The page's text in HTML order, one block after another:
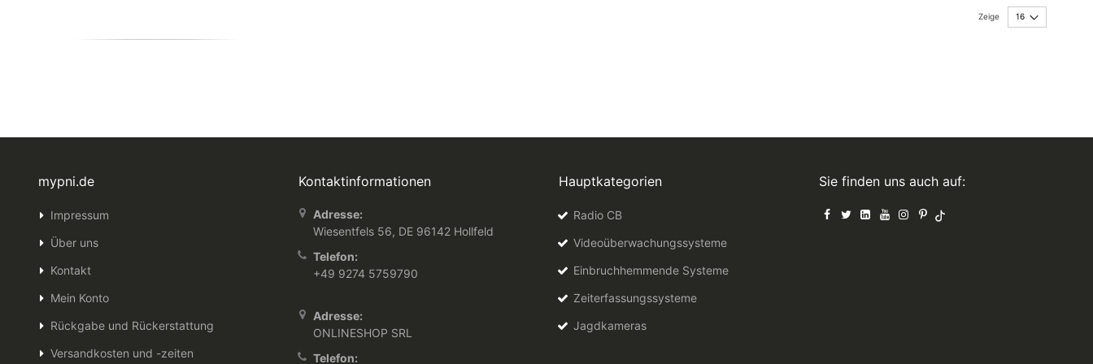
Zeige
mypni.de
Impressum
Über uns
Kontakt
Mein Konto
Rückgabe und Rückerstattung
Versandkosten und -zeiten
Kontaktinformationen
Adresse:
Wiesentfels 56, DE 96142 Hollfeld
Telefon:
+49 9274 5759790
Adresse:
ONLINESHOP SRL
Telefon:
Hauptkategorien
Radio CB
Videoüberwachungssysteme
Einbruchhemmende Systeme
Zeiterfassungssysteme
Jagdkameras
Sie finden uns auch auf: